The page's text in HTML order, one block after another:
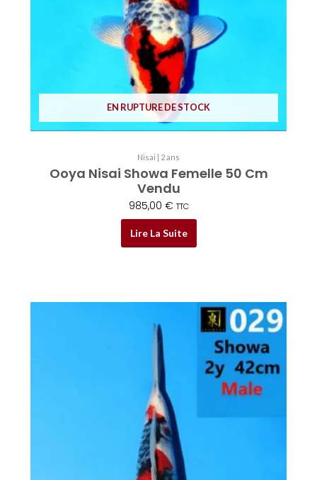
EN RUPTURE DE STOCK
Nisai | 2 ans
Ooya Nisai Showa Femelle 50 Cm
Vendu
985,00 € TTC
Lire La Suite